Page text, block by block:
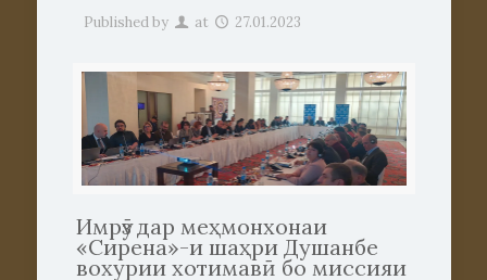
Published by at 27.01.2023
Имрӯз дар меҳмонхонаи
«Сирена»-и шаҳри Душанбе
вохурии хотимавӣ бо миссияи